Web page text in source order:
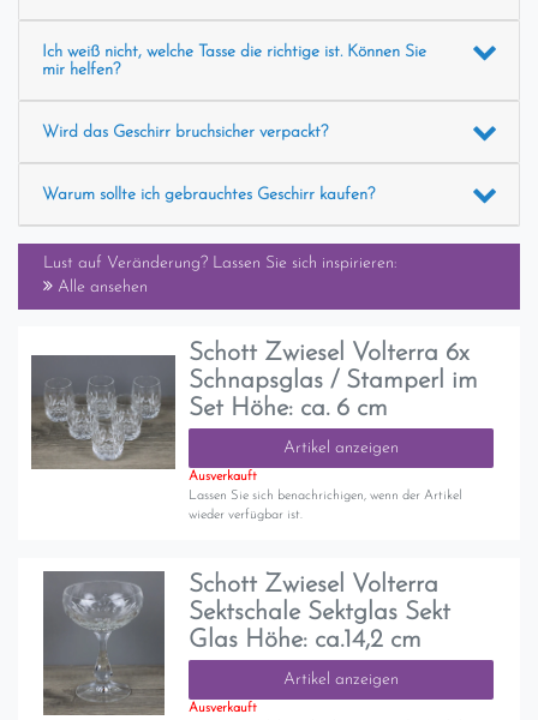
Ich weiß nicht, welche Tasse die richtige ist. Können Sie
mir helfen?
Wird das Geschirr bruchsicher verpackt?
Warum sollte ich gebrauchtes Geschirr kaufen?
Lust auf Veränderung? Lassen Sie sich inspirieren:
Alle ansehen
Schott Zwiesel Volterra 6x
Schnapsglas / Stamperl im
Set Höhe: ca. 6 cm
Artikel anzeigen
Ausverkauft
Lassen Sie sich benachrichigen, wenn der Artikel
wieder verfügbar ist.
Schott Zwiesel Volterra
Sektschale Sektglas Sekt
Glas Höhe: ca.14,2 cm
Artikel anzeigen
Ausverkauft